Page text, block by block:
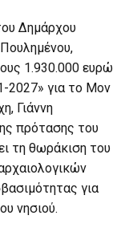
Δημάρχου
1.930.000 ευρώ
2027» για το Μον
Γιάννη
πρότασης του
τη θωράκιση του
για
νησιού.